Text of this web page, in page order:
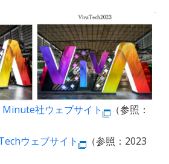
Minute社ウェブサイト
（参照：
ウェブサイト
（参照：2023